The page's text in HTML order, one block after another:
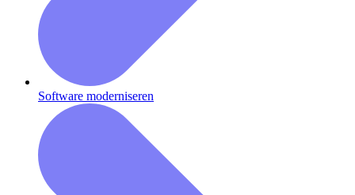
Software moderniseren